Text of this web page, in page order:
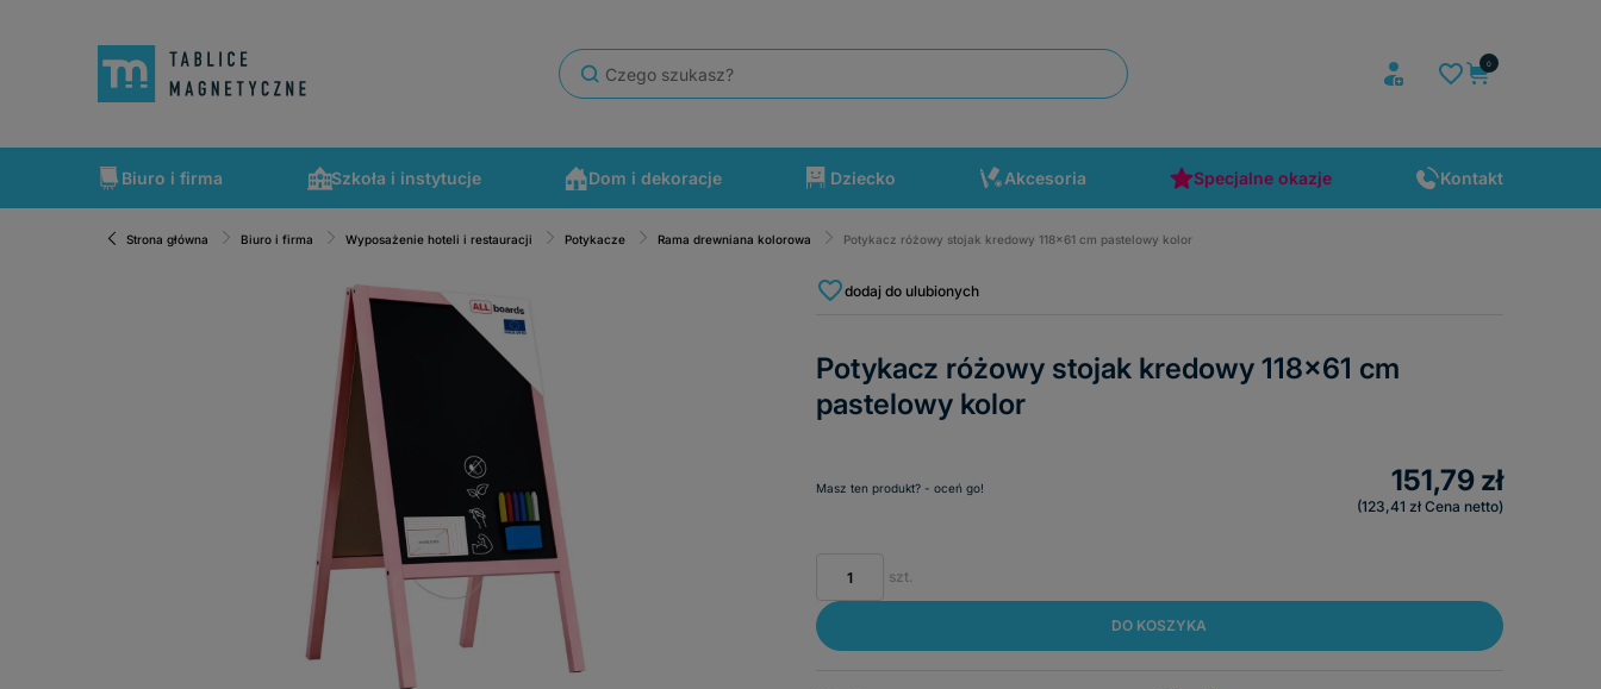
Biuro i firma Szkoła i instytucje Dom i dekoracje Dziecko Akcesoria Specjalne okazje Kontakt
Strona główna Biuro i firma Wyposażenie hoteli i restauracji Potykacze Rama drewniana kolorowa Potykacz różowy stojak kredowy 118x61 cm pastelowy kolor
dodaj do ulubionych
Potykacz różowy stojak kredowy 118x61 cm
pastelowy kolor
Masz ten produkt? - oceń go! 151,79 zł
123,41 zł Cena netto
szt.
DO KOSZYKA